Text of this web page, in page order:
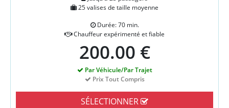
25 valises de taille moyenne
Durée: 70 min.
Chauffeur expérimenté et fiable
200.00 €
Par Véhicule/Par Trajet
Prix Tout Compris
SÉLECTIONNER